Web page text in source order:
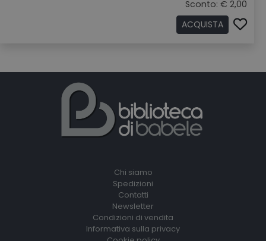
Sconto: € 2,00
ACQUISTA
Chi siamo
Spedizioni
Contatti
Newsletter
Condizioni di vendita
Informativa sulla privacy